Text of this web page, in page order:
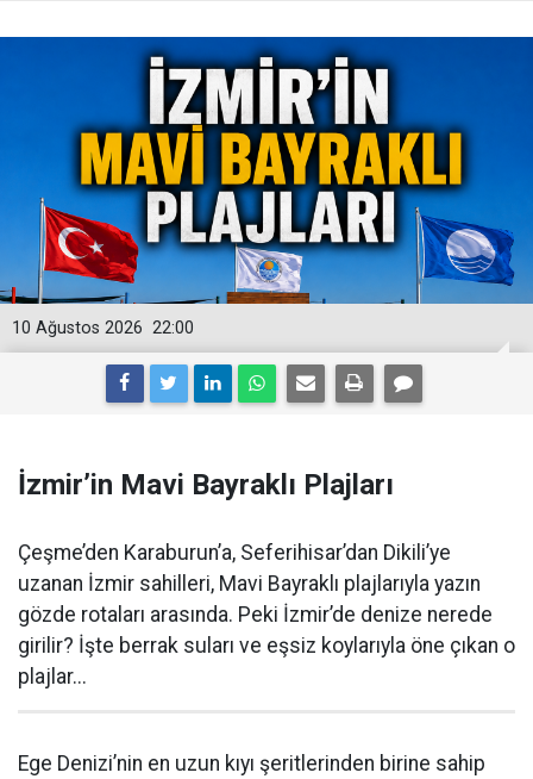
22:00
10 Ağustos 2026
İzmir’in Mavi Bayraklı Plajları
Çeşme’den Karaburun’a, Seferihisar’dan Dikili’ye
uzanan İzmir sahilleri, Mavi Bayraklı plajlarıyla yazın
gözde rotaları arasında. Peki İzmir’de denize nerede
girilir? İşte berrak suları ve eşsiz koylarıyla öne çıkan o
plajlar...
Ege Denizi’nin en uzun kıyı şeritlerinden birine sahip